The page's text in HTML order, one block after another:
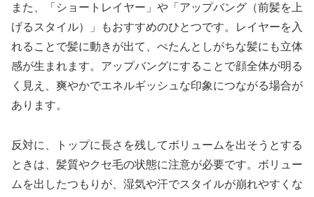
また、「ショートレイヤー」や「アップバング（前髪を上
げるスタイル）」もおすすめのひとつです。レイヤーを入
れることで髪に動きが出て、ぺたんとしがちな髪にも立体
感が生まれます。アップバングにすることで顔全体が明る
く見え、爽やかでエネルギッシュな印象につながる場合が
あります。
反対に、トップに長さを残してボリュームを出そうとする
ときは、髪質やクセ毛の状態に注意が必要です。ボリュー
ムを出したつもりが、湿気や汗でスタイルが崩れやすくな